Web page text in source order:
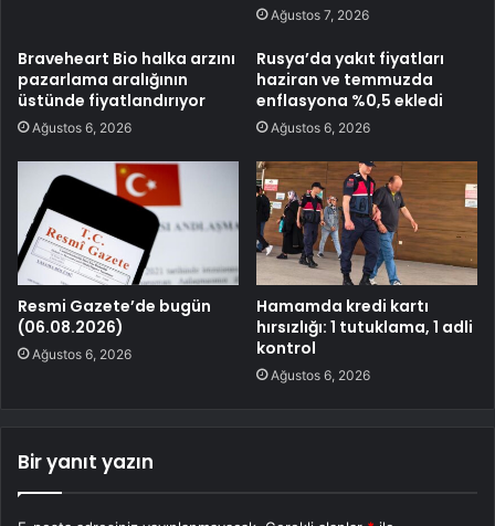
Ağustos 7, 2026
Braveheart Bio halka arzını
pazarlama aralığının
üstünde fiyatlandırıyor
Ağustos 6, 2026
Rusya’da yakıt fiyatları
haziran ve temmuzda
enflasyona %0,5 ekledi
Ağustos 6, 2026
Resmi Gazete’de bugün
(06.08.2026)
Ağustos 6, 2026
Hamamda kredi kartı
hırsızlığı: 1 tutuklama, 1 adli
kontrol
Ağustos 6, 2026
Bir yanıt yazın